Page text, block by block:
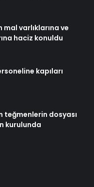
mal varlıklarına ve
haciz konuldu
kapıları
teğmenlerin dosyası
kurulunda